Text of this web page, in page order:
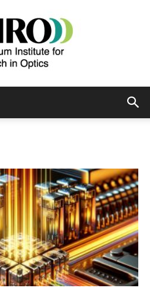
de
Investigación